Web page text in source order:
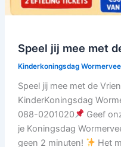
Speel jij mee met
Kinderkoningsdag
Speel jij mee met de
KinderKoningsdag
088-0201020
Geef
je Koningsdag
geen 2 minuten!
Het